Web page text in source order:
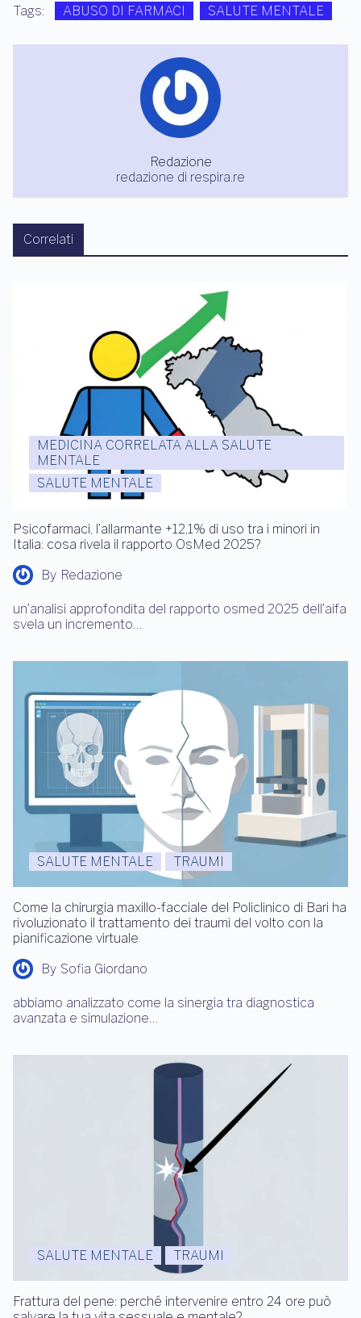
Tags: ABUSO DI FARMACI SALUTE MENTALE
Redazione
redazione di respira.re
Correlati
MEDICINA CORRELATA ALLA SALUTE
MENTALE
SALUTE MENTALE
Psicofarmaci, l’allarmante +12,1% di uso tra i minori in
Italia: cosa rivela il rapporto OsMed 2025?
By Redazione
un’analisi approfondita del rapporto osmed 2025 dell’aifa
svela un incremento…
SALUTE MENTALE TRAUMI
Come la chirurgia maxillo-facciale del Policlinico di Bari ha
rivoluzionato il trattamento dei traumi del volto con la
pianificazione virtuale
By Sofia Giordano
abbiamo analizzato come la sinergia tra diagnostica
avanzata e simulazione…
SALUTE MENTALE TRAUMI
Frattura del pene: perché intervenire entro 24 ore può